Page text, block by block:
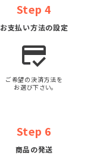
Step 4
お支払い方法の設定
credit_score
ご希望の決済方法を
お選び下さい。
Step 6
商品の発送